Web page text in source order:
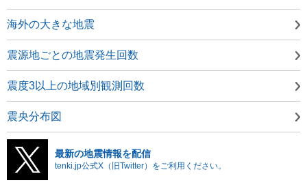
海外の大きな地震
震源地ごとの地震発生回数
震度3以上の地域別観測回数
震央分布図
最新の地震情報を配信
tenki.jp公式X（旧Twitter）をご利用ください。